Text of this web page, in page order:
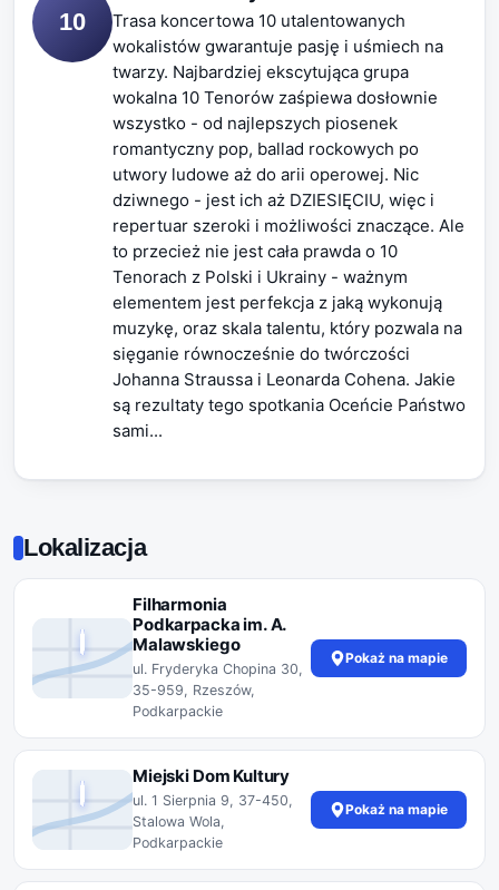
10
Trasa koncertowa 10 utalentowanych
wokalistów gwarantuje pasję i uśmiech na
twarzy. Najbardziej ekscytująca grupa
wokalna 10 Tenorów zaśpiewa dosłownie
wszystko - od najlepszych piosenek
romantyczny pop, ballad rockowych po
utwory ludowe aż do arii operowej. Nic
dziwnego - jest ich aż DZIESIĘCIU, więc i
repertuar szeroki i możliwości znaczące. Ale
to przecież nie jest cała prawda o 10
Tenorach z Polski i Ukrainy - ważnym
elementem jest perfekcja z jaką wykonują
muzykę, oraz skala talentu, który pozwala na
sięganie równocześnie do twórczości
Johanna Straussa i Leonarda Cohena. Jakie
są rezultaty tego spotkania Oceńcie Państwo
sami...
Lokalizacja
Filharmonia
Podkarpacka im. A.
Malawskiego
ul. Fryderyka Chopina 30,
35-959, Rzeszów,
Podkarpackie
Pokaż na mapie
Miejski Dom Kultury
ul. 1 Sierpnia 9, 37-450,
Stalowa Wola,
Podkarpackie
Pokaż na mapie